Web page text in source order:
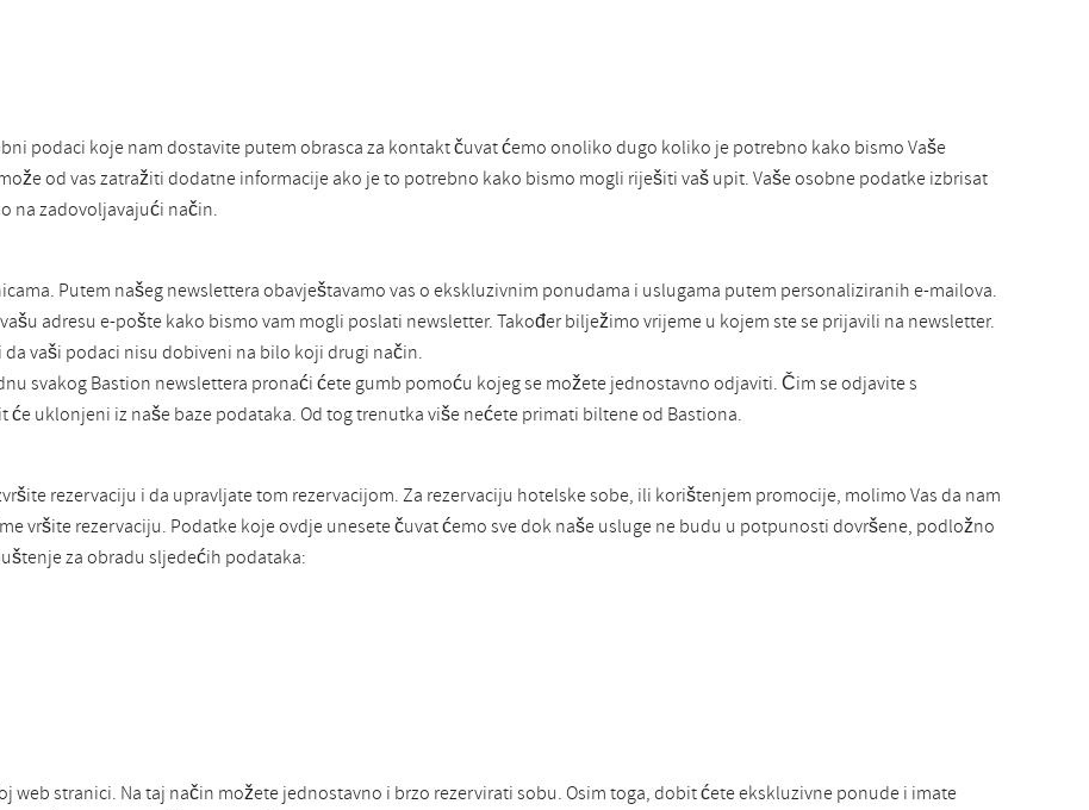
podaci koje nam dostavite putem obrasca za kontakt čuvat ćemo onoliko dugo koliko je potrebno kako bismo Vaše
od vas zatražiti dodatne informacije ako je to potrebno kako bismo mogli riješiti vaš upit. Vaše osobne podatke izbrisat
na zadovoljavajući način.
Putem našeg newslettera obavještavamo vas o ekskluzivnim ponudama i uslugama putem personaliziranih e-mailova.
adresu e-pošte kako bismo vam mogli poslati newsletter. Također bilježimo vrijeme u kojem ste se prijavili na newsletter.
vaši podaci nisu dobiveni na bilo koji drugi način.
svakog Bastion newslettera pronaći ćete gumb pomoću kojeg se možete jednostavno odjaviti. Čim se odjavite s
će uklonjeni iz naše baze podataka. Od tog trenutka više nećete primati biltene od Bastiona.
rezervaciju i da upravljate tom rezervacijom. Za rezervaciju hotelske sobe, ili korištenjem promocije, molimo Vas da nam
vršite rezervaciju. Podatke koje ovdje unesete čuvat ćemo sve dok naše usluge ne budu u potpunosti dovršene, podložno
za obradu sljedećih podataka:
web stranici. Na taj način možete jednostavno i brzo rezervirati sobu. Osim toga, dobit ćete ekskluzivne ponude i imate